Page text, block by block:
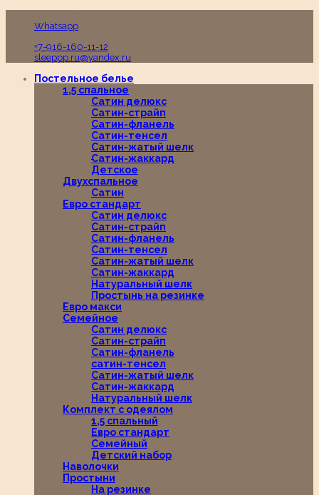
Whatsapp
+7-916-160-11-12
sleeppp.ru@yandex.ru
Постельное белье
1,5 спальное
Сатин делюкс
Сатин-страйп
Сатин-фланель
Сатин-тенсел
Сатин-жатый шелк
Сатин-жаккард
Детское
Двухспальное
Сатин
Евро стандарт
Сатин делюкс
Сатин-страйп
Сатин-фланель
Сатин-тенсел
Сатин-жатый шелк
Сатин-жаккард
Натуральный шелк
Простынь на резинке
Евро макси
Семейное
Сатин делюкс
Сатин-страйп
Сатин-фланель
сатин-тенсел
Сатин-жатый шелк
Сатин-жаккард
Натуральный шелк
Комплект с одеялом
1,5 спальный
Евро стандарт
Семейный
Детский набор
Наволочки
Простыни
На резинке